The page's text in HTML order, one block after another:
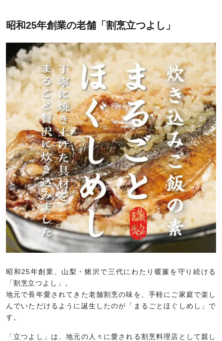
昭和25年創業の老舗「割烹立つよし」
昭和25年創業、山梨・鰍沢で三代にわたり暖簾を守り続ける
「割烹立つよし」。
地元で長年愛されてきた老舗割烹の味を、手軽にご家庭で楽し
んでいただけるように誕生したのが「まるごとほぐしめし」で
す。
「立つよし」は、地元の人々に愛される割烹料理店として親し